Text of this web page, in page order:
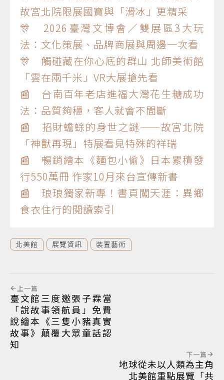
故宮北院限展國寶與「滑冰」更精采
🎊 2026臺灣文博會／雙展區3大玩
法：文化策展、品牌商展與周邊一次看
🎊 觸碰藏在你心底的群山 北師美術館
「雲在兩千米」VR大展搶先看
📰 台南百年老店進福大灣花生糖成功
法：品質夠穩，客人就會不間斷
📰 招財蟾蜍的身世之謎——故宮北院
「神獸再現」特展看見特殊的祥瑞
📰 暢銷繪本《麵包小偷》日本累積發
行550萬冊 作家10月來台宣傳新書
📰 琅琅獨家新專！書頁闖天涯：異鄉
食衣住行的閱讀索引
北美館 展覽資訊 裝置藝術
上一篇
臺文館三度邀張子霖當
「說故事領航員」免費
說繪本《三隻小豬真實
故事》顛覆大眾童話認
知
下一篇
地球從未以人類為主角
北美館重點展覽「共